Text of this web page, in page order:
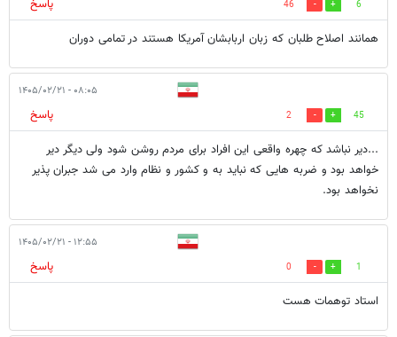
6
46
پاسخ
همانند اصلاح طلبان که زبان اربابشان آمریکا هستند در تمامی دوران
۰۸:۰۵ - ۱۴۰۵/۰۲/۲۱
45
2
پاسخ
...دیر نباشد که چهره واقعی این افراد برای مردم روشن شود ولی دیگر دیر
خواهد بود و ضربه هایی که نباید به و کشور و نظام وارد می شد جبران پذیر
نخواهد بود.
۱۲:۵۵ - ۱۴۰۵/۰۲/۲۱
1
0
پاسخ
استاد توهمات هست